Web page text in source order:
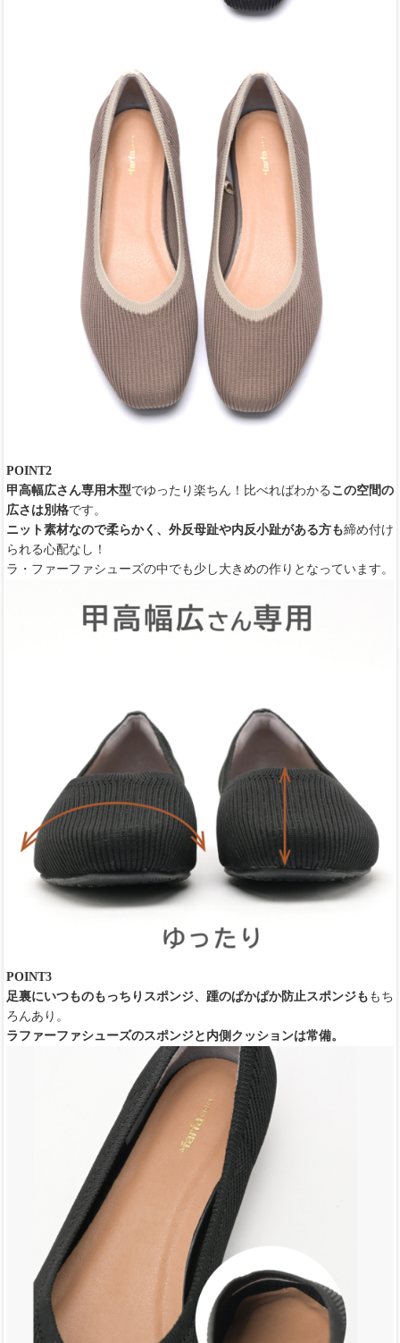
POINT2
甲高幅広さん専用木型でゆったり楽ちん！比べればわかる この空間の
広さは別格です。
ニット素材なので柔らかく、外反母趾や内反小趾がある方も締め付け
られる心配なし！
ラ・ファーファシューズの中でも少し大きめの作りとなっています。
POINT3
足裏にいつものもっちりスポンジ、踵のぱかぱか防止スポンジも もち
ろんあり。
ラファーファシューズのスポンジと内側クッションは常備。